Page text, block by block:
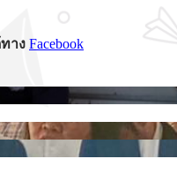
าง Facebook